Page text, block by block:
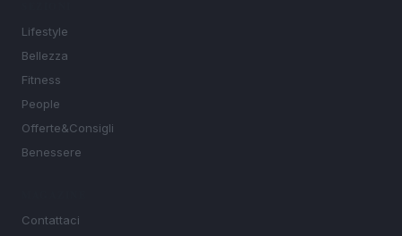
Lifestyle
Bellezza
Fitness
People
Offerte&Consigli
Benessere
Contattaci